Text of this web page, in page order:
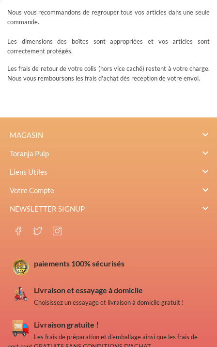
Nous vous recommandons de regrouper tous vos articles dans une seule
commande.
Les dimensions des boîtes sont appropriées et vos articles sont
correctement protégés.
Les frais de retour de votre colis (hors vice caché) restent à votre charge.
Nous vous remboursons les frais d'achat dès reception de votre envoi.
MAGASIN 
Toranja Pulp 
Liens Utiles 
Votre Compte 
NEWSLETTER SIGNUP 
paiements 100% sécurisés
Livraison et essayage à domicile
Choisissez un essayage et livraison à domicile gratuit !
Livraison gratuite !
Les frais de préparation et d'emballage ainsi que les frais de